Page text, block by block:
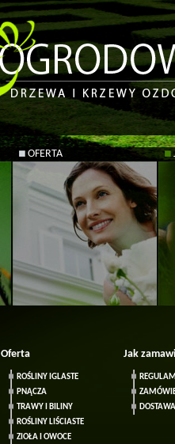
OFERTA
Oferta
ROŚLINY IGLASTE
PNĄCZA
TRAWY I BILINY
ROŚLINY LIŚCIASTE
ZIOŁA I OWOCE
Jak
DOSTAWA